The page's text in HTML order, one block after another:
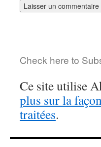
Check here to
Ce site utilise
plus sur la
traitées.